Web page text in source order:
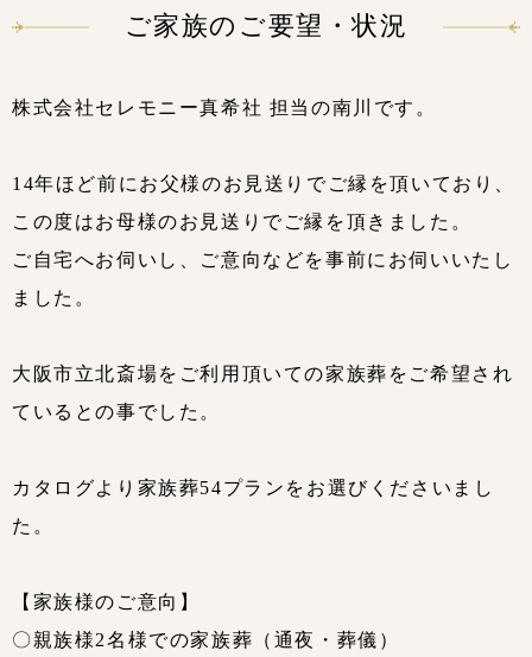
ご家族のご要望・状況
株式会社セレモニー真希社 担当の南川です。
14年ほど前にお父様のお見送りでご縁を頂いており、
この度はお母様のお見送りでご縁を頂きました。
ご自宅へお伺いし、ご意向などを事前にお伺いいたし
ました。
大阪市立北斎場をご利用頂いての家族葬をご希望され
ているとの事でした。
カタログより家族葬54プランをお選びくださいまし
た。
【家族様のご意向】
〇親族様2名様での家族葬（通夜・葬儀）